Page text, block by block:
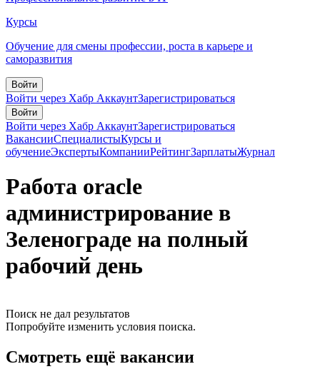
Курсы
Обучение для смены профессии, роста в карьере и
саморазвития
Войти
Войти через Хабр АккаунтЗарегистрироваться
Войти
Войти через Хабр АккаунтЗарегистрироваться
ВакансииСпециалистыКурсы и
обучениеЭкспертыКомпанииРейтингЗарплатыЖурнал
Работа oracle
администрирование в
Зеленограде на полный
рабочий день
Поиск не дал результатов
Попробуйте изменить условия поиска.
Смотреть ещё вакансии